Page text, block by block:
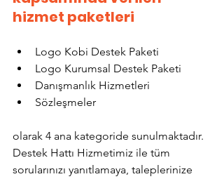
hizmet paketleri
Logo Kobi Destek Paketi
Logo Kurumsal Destek Paketi
Danışmanlık Hizmetleri
Sözleşmeler
olarak 4 ana kategoride sunulmaktadır.
Destek Hattı Hizmetimiz ile tüm
sorularınızı yanıtlamaya, taleplerinize